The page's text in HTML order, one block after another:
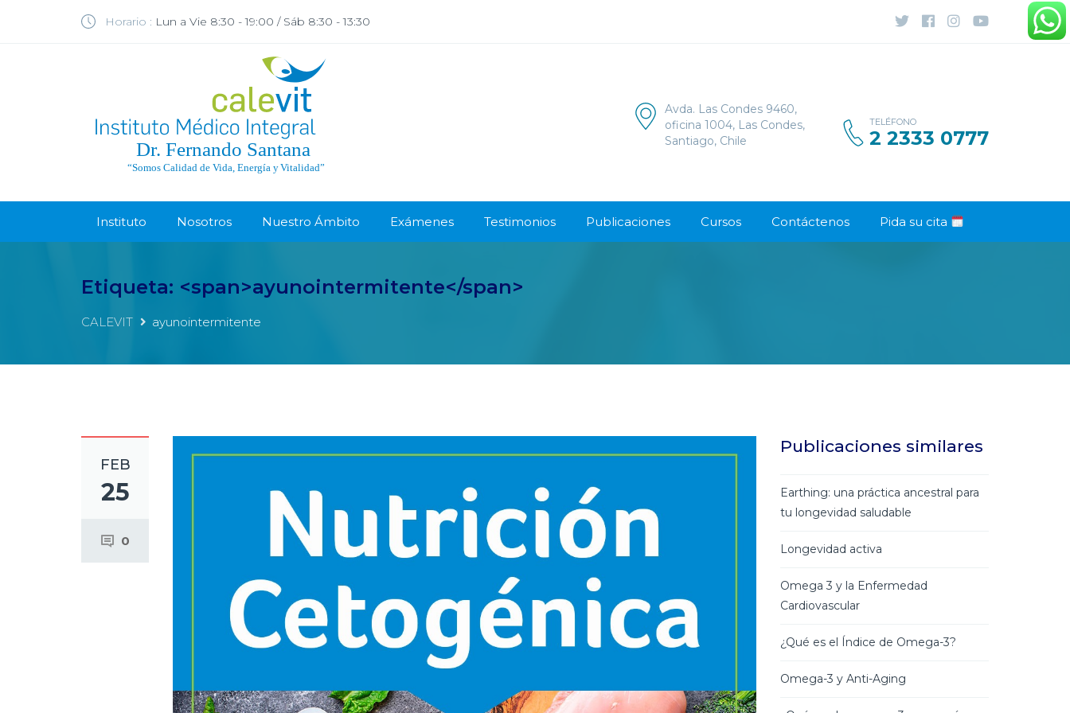
Horario : Lun a Vie 8:30 - 19:00 / Sáb 8:30 - 13:30
Avda. Las Condes 9460,
oficina 1004, Las Condes,
Santiago, Chile
TELÉFONO
2 2333 0777
Instituto Nosotros Nuestro Ámbito Exámenes Testimonios Publicaciones Cursos Contáctenos Pida su cita
Etiqueta: <span>ayunointermitente</span>
CALEVIT ayunointermitente
FEB
25
0
Publicaciones similares
Earthing: una práctica ancestral para
tu longevidad saludable
Longevidad activa
Omega 3 y la Enfermedad
Cardiovascular
¿Qué es el Índice de Omega-3?
Omega-3 y Anti-Aging